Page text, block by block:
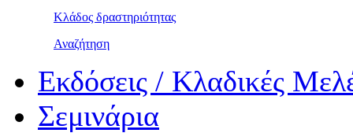
Κλάδος δραστηριότητας
Αναζήτηση
Εκδόσεις / Κλαδικές
Σεμινάρια